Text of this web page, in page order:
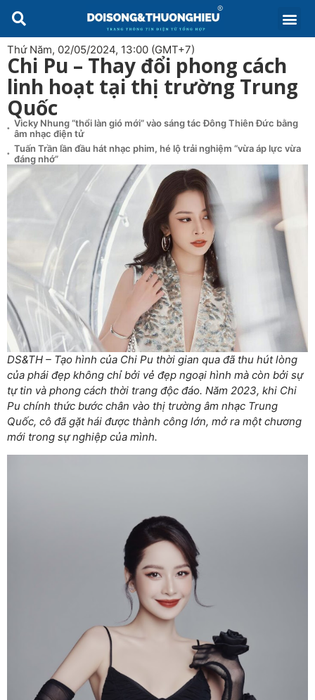
Thứ Năm, 02/05/2024, 13:00 (GMT+7)
Chi Pu – Thay đổi phong cách
linh hoạt tại thị trường Trung
Quốc
Vicky Nhung “thổi làn gió mới” vào sáng tác Đông Thiên Đức bằng
âm nhạc điện tử
Tuấn Trần lần đầu hát nhạc phim, hé lộ trải nghiệm “vừa áp lực vừa
đáng nhớ”
DS&TH – Tạo hình của Chi Pu thời gian qua đã thu hút lòng
của phái đẹp không chỉ bởi vẻ đẹp ngoại hình mà còn bởi sự
tự tin và phong cách thời trang độc đáo. Năm 2023, khi Chi
Pu chính thức bước chân vào thị trường âm nhạc Trung
Quốc, cô đã gặt hái được thành công lớn, mở ra một chương
mới trong sự nghiệp của mình.